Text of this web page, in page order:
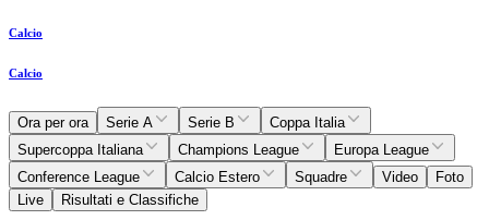
Calcio
Calcio
Ora per ora Serie A Serie B
Coppa Italia
Supercoppa Italiana
Champions League
Europa League
Conference League
Calcio Estero Squadre Video
Foto
Live
Risultati e Classifiche